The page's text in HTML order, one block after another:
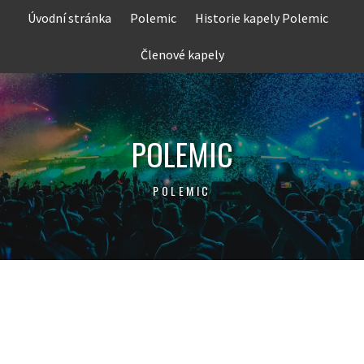
Úvodní stránka Polemic Historie kapely Polemic
Členové kapely
POLEMIC
POLEMIC